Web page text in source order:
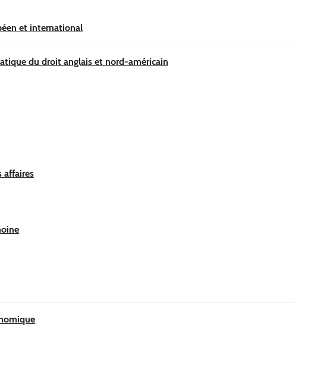
et international
du droit anglais et nord-américain
affaires